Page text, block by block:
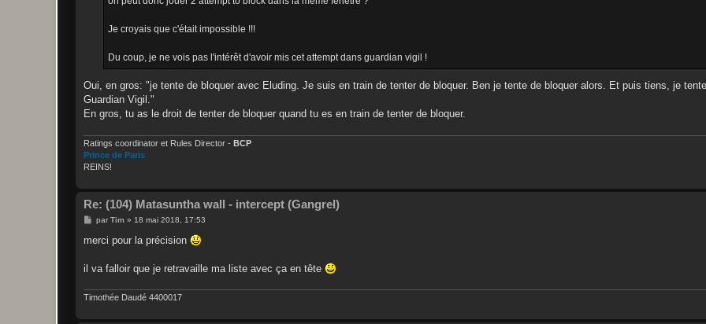
Je croyais que c'était impossible !!!
Du coup, je ne vois pas l'intérêt d'avoir mis cet attempt dans guardian vigil !
Oui, en gros: "je tente de bloquer avec Eluding. Je suis en train de tenter de bloquer. Ben je tente de bloquer alors. Et puis tiens, je
Guardian Vigil."
En gros, tu as le droit de tenter de bloquer quand tu es en train de tenter de bloquer.
Ratings coordinator et Rules Director - BCP
Prince de Paris
REINS!
Re: (104) Matasuntha wall - intercept (Gangrel)
M
s
g
parTim» 18 mai 2018, 17:53
merci pour la précision
il va falloir que je retravaille ma liste avec ça en tête
Timothée Daudé 4400017